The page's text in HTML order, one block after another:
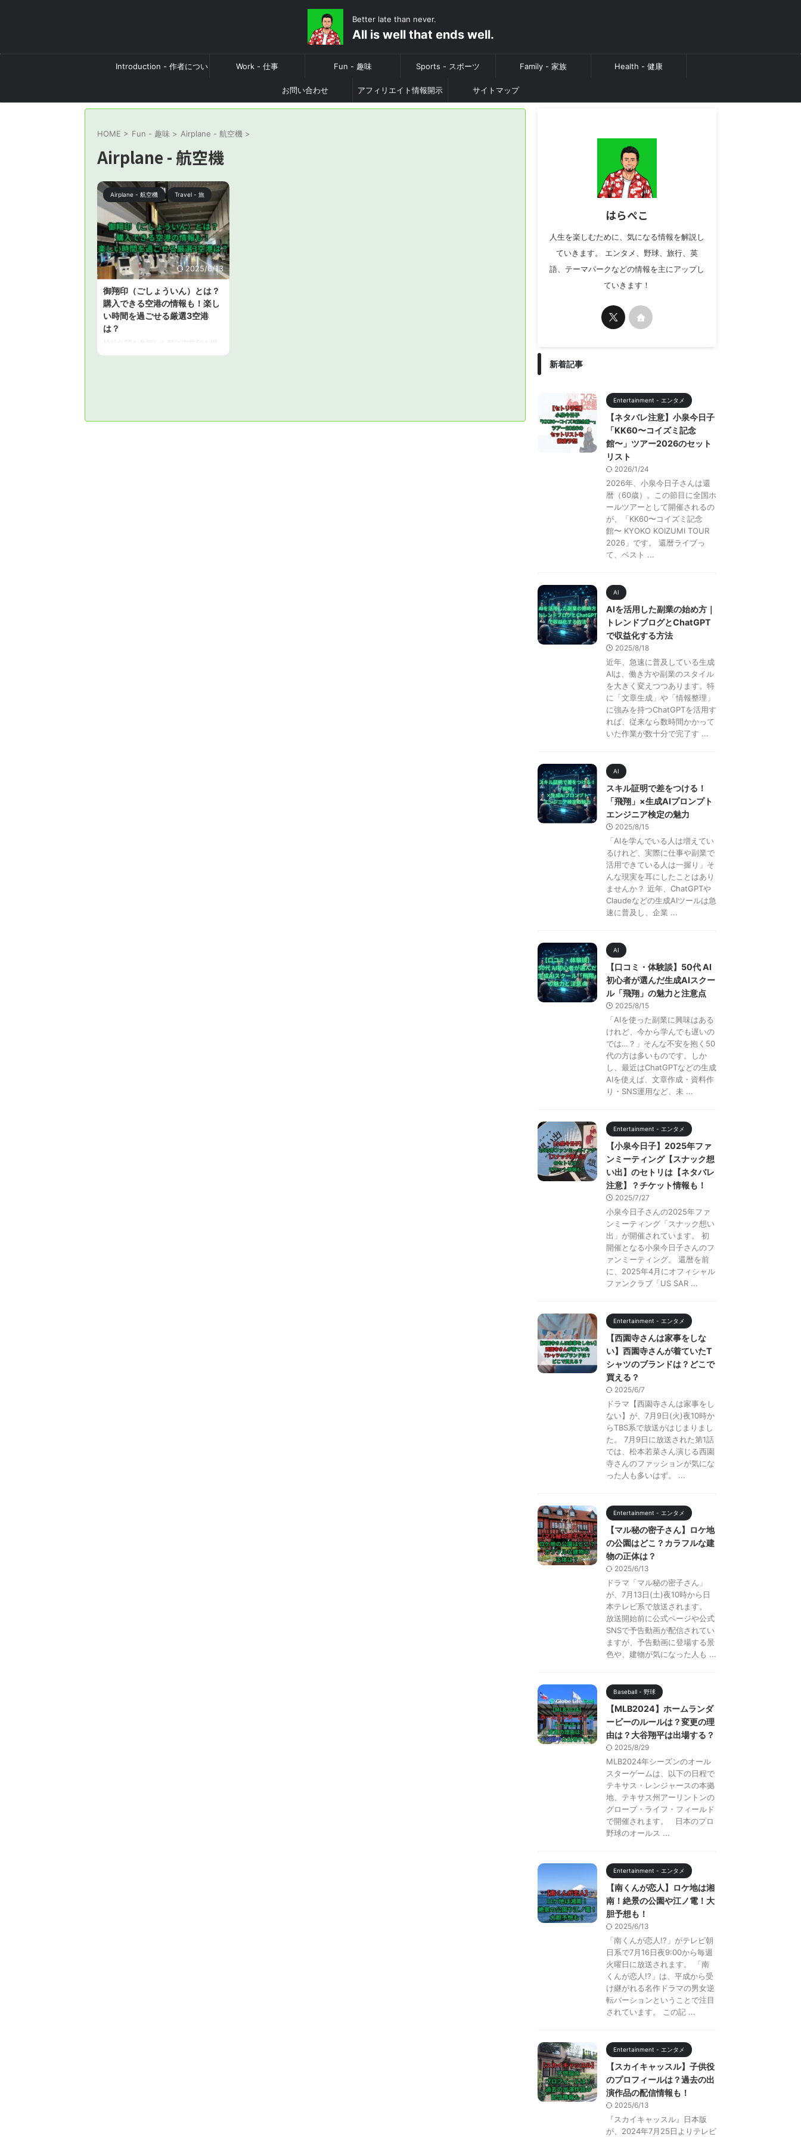
Better late than never.
All is well that ends well.
Introduction - 作者につい Work - 仕事 Fun - 趣味 Sports - スポーツ Family - 家族 Health - 健康
お問い合わせ アフィリエイト情報開示 サイトマップ
HOME > Fun - 趣味 > Airplane - 航空機 >
Airplane - 航空機
Airplane - 航空機 Travel - 旅
2025/6/13
御翔印（ごしょういん）とは？
購入できる空港の情報も！楽し
い時間を過ごせる厳選3空港
は？
神社仏閣を参拝した時に御朱印を授
かることは一般的になっています
はらぺこ
人生を楽しむために、気になる情報を解説し
ていきます。 エンタメ、野球、旅行、英
語、テーマパークなどの情報を主にアップし
ていきます！
新着記事
Entertainment - エンタメ
【ネタバレ注意】小泉今日子
「KK60〜コイズミ記念
館〜」ツアー2026のセット
リスト
2026/1/24
2026年、小泉今日子さんは還
暦（60歳）。この節目に全国ホ
ールツアーとして開催されるの
が、「KK60〜コイズミ記念
館〜 KYOKO KOIZUMI TOUR
2026」です。 還暦ライブっ
て、ベスト ...
AI
AIを活用した副業の始め方｜
トレンドブログとChatGPT
で収益化する方法
2025/8/18
近年、急速に普及している生成
AIは、働き方や副業のスタイル
を大きく変えつつあります。特
に「文章生成」や「情報整理」
に強みを持つChatGPTを活用す
れば、従来なら数時間かかって
いた作業が数十分で完了す ...
AI
スキル証明で差をつける！
「飛翔」×生成AIプロンプト
エンジニア検定の魅力
2025/8/15
「AIを学んでいる人は増えてい
るけれど、実際に仕事や副業で
活用できている人は一握り」そ
んな現実を耳にしたことはあり
ませんか？ 近年、ChatGPTや
Claudeなどの生成AIツールは急
速に普及し、企業 ...
AI
【口コミ・体験談】50代 AI
初心者が選んだ生成AIスクー
ル「飛翔」の魅力と注意点
2025/8/15
「AIを使った副業に興味はある
けれど、今から学んでも遅いの
では…？」そんな不安を抱く50
代の方は多いものです。しか
し、最近はChatGPTなどの生成
AIを使えば、文章作成・資料作
り・SNS運用など、未 ...
Entertainment - エンタメ
【小泉今日子】2025年ファ
ンミーティング【スナック想
い出】のセトリは【ネタバレ
注意】？チケット情報も！
2025/7/27
小泉今日子さんの2025年ファ
ンミーティング「スナック想い
出」が開催されています。 初
開催となる小泉今日子さんのフ
ァンミーティング。 還暦を前
に、2025年4月にオフィシャル
ファンクラブ「US SAR ...
Entertainment - エンタメ
【西園寺さんは家事をしな
い】西園寺さんが着ていたT
シャツのブランドは？どこで
買える？
2025/6/7
ドラマ【西園寺さんは家事をし
ない】が、7月9日(火)夜10時か
らTBS系で放送がはじまりまし
た。 7月9日に放送された第1話
では、松本若菜さん演じる西園
寺さんのファッションが気にな
った人も多いはず。 ...
Entertainment - エンタメ
【マル秘の密子さん】ロケ地
の公園はどこ？カラフルな建
物の正体は？
2025/6/13
ドラマ「マル秘の密子さん」
が、7月13日(土)夜10時から日
本テレビ系で放送されます。
放送開始前に公式ページや公式
SNSで予告動画が配信されてい
ますが、予告動画に登場する景
色や、建物が気になった人も ...
Baseball - 野球
【MLB2024】ホームランダ
ービーのルールは？変更の理
由は？大谷翔平は出場する？
2025/8/29
MLB2024年シーズンのオール
スターゲームは、以下の日程で
テキサス・レンジャースの本拠
地、テキサス州アーリントンの
グローブ・ライフ・フィールド
で開催されます。 日本のプロ
野球のオールス ...
Entertainment - エンタメ
【南くんが恋人】ロケ地は湘
南！絶景の公園や江ノ電！大
胆予想も！
2025/6/13
「南くんが恋人!?」がテレビ朝
日系で7月16日夜9:00から毎週
火曜日に放送されます。 「南
くんが恋人!?」は、平成から受
け継がれる名作ドラマの男女逆
転バーションということで注目
されています。 この記 ...
Entertainment - エンタメ
【スカイキャッスル】子供役
のプロフィールは？過去の出
演作品の配信情報も！
2025/6/13
『スカイキャッスル』日本版
が、2024年7月25日よりテレビ